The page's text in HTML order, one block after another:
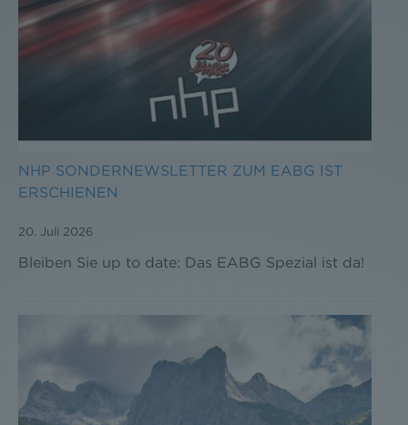
NHP SONDERNEWSLETTER ZUM EABG IST
ERSCHIENEN
20. Juli 2026
Bleiben Sie up to date: Das EABG Spezial ist da!